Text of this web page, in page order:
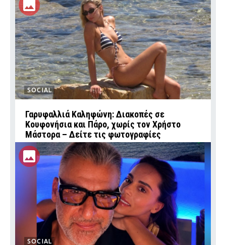
SOCIAL
Γαρυφαλλιά Καληφώνη: Διακοπές σε
Κουφονήσια και Πάρο, χωρίς τον Χρήστο
Μάστορα – Δείτε τις φωτογραφίες
SOCIAL